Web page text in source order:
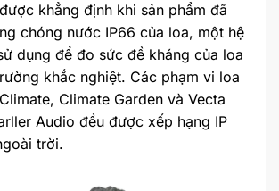
khẳng định khi sản phẩm đã
chóng nước IP66 của loa, một hệ
dụng để đo sức đề kháng của loa
khắc nghiệt. Các phạm vi loa
Climate Garden và Vecta
Audio đều được xếp hạng IP
trời.